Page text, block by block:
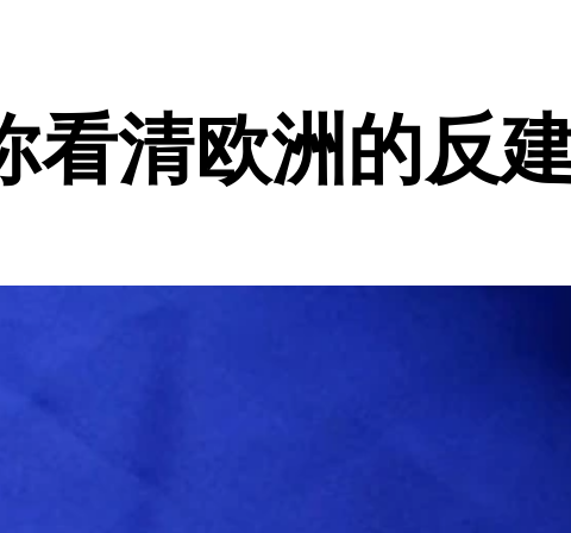
看清欧洲的反